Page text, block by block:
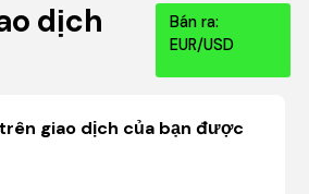
dịch
Bán ra:
EUR/USD
giao dịch của bạn được